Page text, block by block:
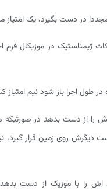
در دست بگیرد، یک امتیاز
ژیمناستیک در موزیکال فرم
در طول اجرا باز شود نیم
را از دست بدهد در صورتیکه
دیگرش روی زمین قرار گیرد،
را با موزیک از دست بدهد.